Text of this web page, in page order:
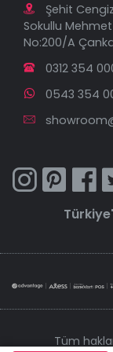
Şehit
Sokullu
No:200/A
0312 354
0543 354
Tüm